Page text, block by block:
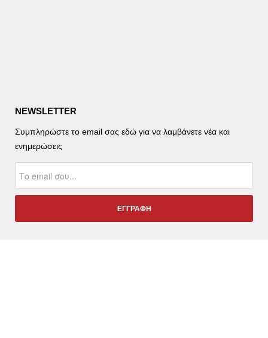
NEWSLETTER
Συμπληρώστε το email σας εδώ για να λαμβάνετε νέα και
ενημερώσεις